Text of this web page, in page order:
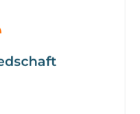
Netzwerkes!